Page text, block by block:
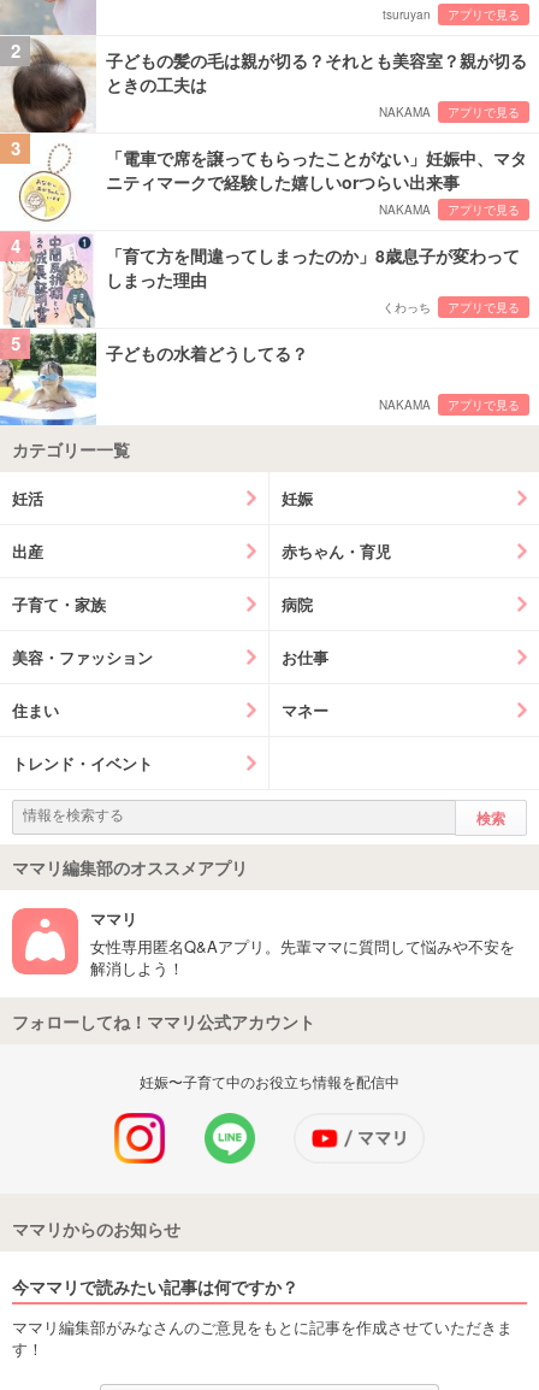
tsuruyan アプリで見る
2
子どもの髪の毛は親が切る？それとも美容室？親が切る
ときの工夫は
NAKAMA アプリで見る
3
「電車で席を譲ってもらったことがない」妊娠中、マタ
ニティマークで経験した嬉しいorつらい出来事
NAKAMA アプリで見る
4
「育て方を間違ってしまったのか」8歳息子が変わって
しまった理由
くわっち アプリで見る
5 子どもの水着どうしてる？
NAKAMA アプリで見る
カテゴリー一覧
妊活 妊娠
出産 赤ちゃん・育児
子育て・家族 病院
美容・ファッション お仕事
住まい マネー
トレンド・イベント
ママリ編集部のオススメアプリ
ママリ
女性専用匿名Q&Aアプリ。先輩ママに質問して悩みや不安を
解消しよう！
フォローしてね！ママリ公式アカウント
妊娠〜子育て中のお役立ち情報を配信中
ママリからのお知らせ
今ママリで読みたい記事は何ですか？
ママリ編集部がみなさんのご意見をもとに記事を作成させていただきま
す！